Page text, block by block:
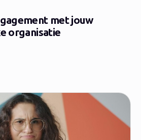
met jouw
organisatie